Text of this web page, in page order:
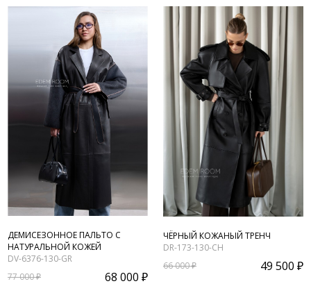
ДЕМИСЕЗОННОЕ ПАЛЬТО С
НАТУРАЛЬНОЙ КОЖЕЙ
DV-6376-130-GR
77 000 ₽
68 000 ₽
ЧЁРНЫЙ КОЖАНЫЙ ТРЕНЧ
DR-173-130-CH
66 000 ₽
49 500 ₽